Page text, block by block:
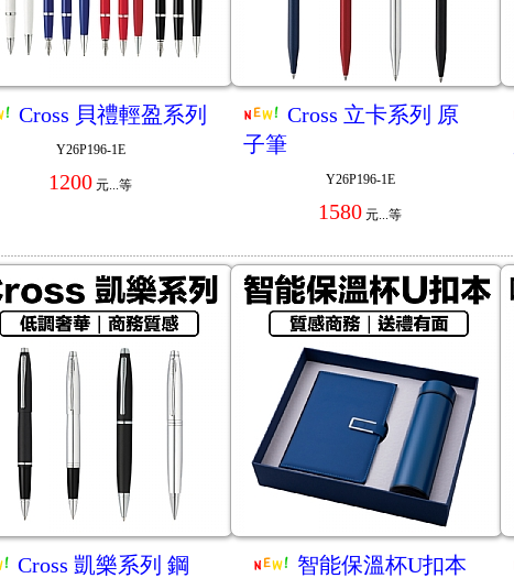
Cross 貝禮輕盈系列
Y26P196-1E
1200 元...等
Cross 立卡系列 原
子筆
Y26P196-1E
1580 元...等
Cross 凱樂系列 鋼
智能保溫杯U扣本